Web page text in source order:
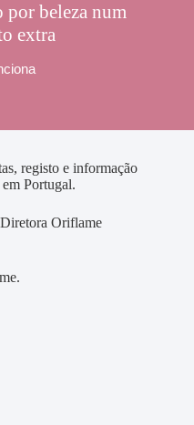
por beleza num
extra
registo e informação
Portugal.
Oriflame